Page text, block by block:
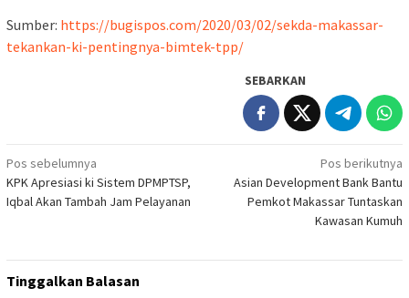
Sumber: https://bugispos.com/2020/03/02/sekda-makassar-
tekankan-ki-pentingnya-bimtek-tpp/
SEBARKAN
Navigasi
pos
Pos sebelumnya
KPK Apresiasi ki Sistem DPMPTSP,
Iqbal Akan Tambah Jam Pelayanan
Pos berikutnya
Asian Development Bank Bantu
Pemkot Makassar Tuntaskan
Kawasan Kumuh
Tinggalkan Balasan